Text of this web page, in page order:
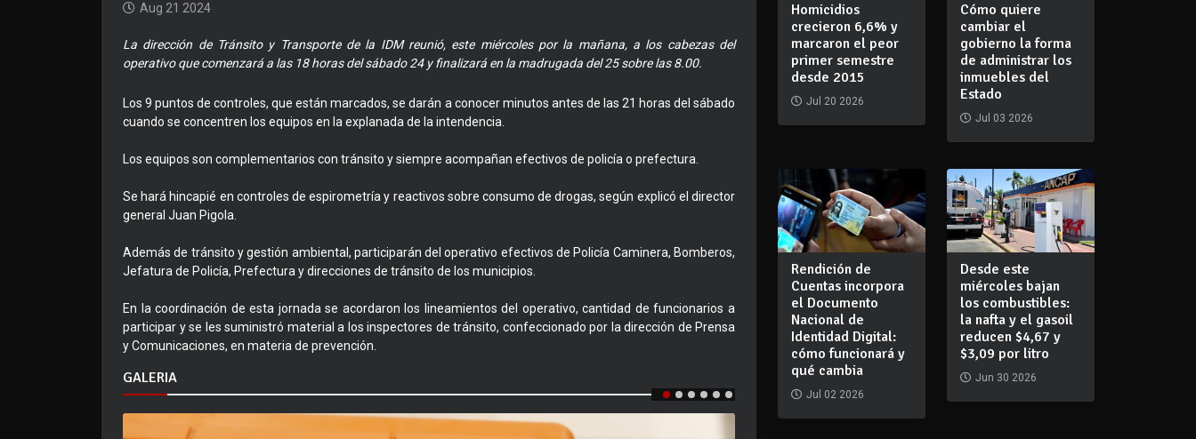
Aug 21 2024
La dirección de Tránsito y Transporte de la IDM reunió, este miércoles por la mañana, a los cabezas del
operativo que comenzará a las 18 horas del sábado 24 y finalizará en la madrugada del 25 sobre las 8.00.
Los 9 puntos de controles, que están marcados, se darán a conocer minutos antes de las 21 horas del sábado
cuando se concentren los equipos en la explanada de la intendencia.
Los equipos son complementarios con tránsito y siempre acompañan efectivos de policía o prefectura.
Se hará hincapié en controles de espirometría y reactivos sobre consumo de drogas, según explicó el director
general Juan Pigola.
Además de tránsito y gestión ambiental, participarán del operativo efectivos de Policía Caminera, Bomberos,
Jefatura de Policía, Prefectura y direcciones de tránsito de los municipios.
En la coordinación de esta jornada se acordaron los lineamientos del operativo, cantidad de funcionarios a
participar y se les suministró material a los inspectores de tránsito, confeccionado por la dirección de Prensa
y Comunicaciones, en materia de prevención.
GALERIA
Homicidios
crecieron 6,6% y
marcaron el peor
primer semestre
desde 2015
Jul 20 2026
Cómo quiere
cambiar el
gobierno la forma
de administrar los
inmuebles del
Estado
Jul 03 2026
Rendición de
Cuentas incorpora
el Documento
Nacional de
Identidad Digital:
cómo funcionará y
qué cambia
Jul 02 2026
Desde este
miércoles bajan
los combustibles:
la nafta y el gasoil
reducen $4,67 y
$3,09 por litro
Jun 30 2026